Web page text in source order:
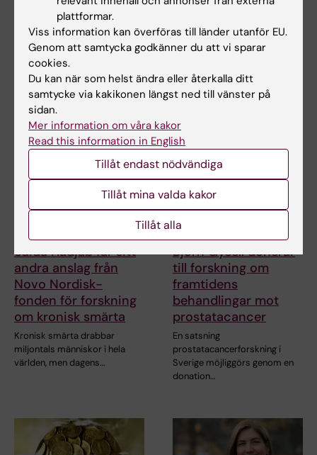
för forskning om ny
behandling vid
småkärlssjukdom
Helena Karlström, lektor och
docent vid Karolinska
Institutet, har…
nydanande tester av
läkemedel
Vid kardiometabola
sjukdomar som typ-2
Saida Hadjab får sitt
andra anslag från
Novo Nordisk-
fonden för forskning
om kronisk smärta
Kronisk smärta drabbar
miljontals människor i hela
världen, men dagens…
2 jul 2026
Björn Gysell donerar
till forskning om
framtidens
behandlingar mot
prostatacancer
En satsning
prostatacancerforskning i
Sverige möjliggörs genom en
donation…
plattformar.
Viss information kan överföras till länder utanför EU.
Genom att samtycka godkänner du att vi sparar
cookies.
Du kan när som helst ändra eller återkalla ditt
samtycke via kakikonen längst ned till vänster på
sidan.
Mer information om våra kakor
Read this information in English
Tillåt endast nödvändiga
Tillåt mina valda kakor
Tillåt alla